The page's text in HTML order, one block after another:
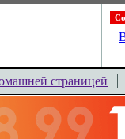
страницей